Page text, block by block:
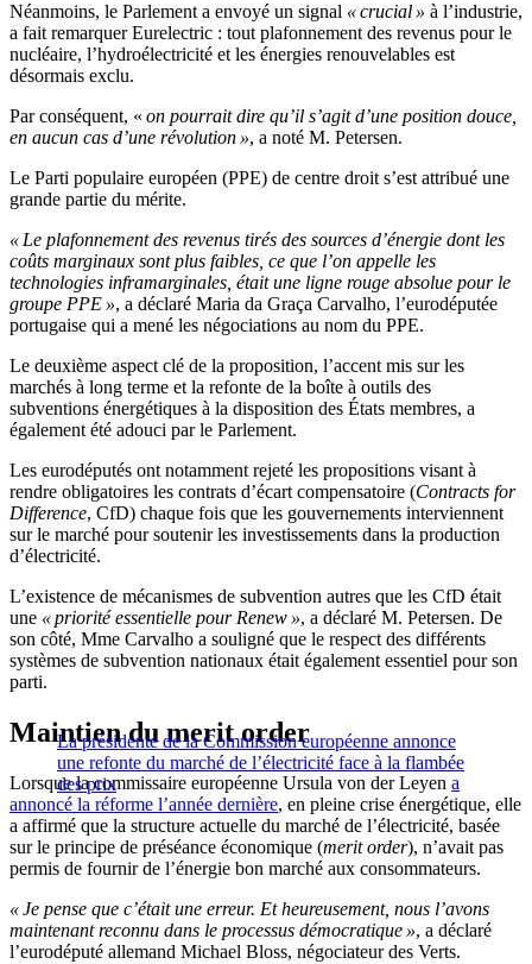
Néanmoins, le Parlement a envoyé un signal « crucial » à l’industrie,
a fait remarquer Eurelectric : tout plafonnement des revenus pour le
nucléaire, l’hydroélectricité et les énergies renouvelables est
désormais exclu.
Par conséquent, « on pourrait dire qu’il s’agit d’une position douce,
en aucun cas d’une révolution », a noté M. Petersen.
Le Parti populaire européen (PPE) de centre droit s’est attribué une
grande partie du mérite.
« Le plafonnement des revenus tirés des sources d’énergie dont les
coûts marginaux sont plus faibles, ce que l’on appelle les
technologies inframarginales, était une ligne rouge absolue pour le
groupe PPE », a déclaré Maria da Graça Carvalho, l’eurodéputée
portugaise qui a mené les négociations au nom du PPE.
Le deuxième aspect clé de la proposition, l’accent mis sur les
marchés à long terme et la refonte de la boîte à outils des
subventions énergétiques à la disposition des États membres, a
également été adouci par le Parlement.
Les eurodéputés ont notamment rejeté les propositions visant à
rendre obligatoires les contrats d’écart compensatoire (Contracts for
Difference, CfD) chaque fois que les gouvernements interviennent
sur le marché pour soutenir les investissements dans la production
d’électricité.
L’existence de mécanismes de subvention autres que les CfD était
une « priorité essentielle pour Renew », a déclaré M. Petersen. De
son côté, Mme Carvalho a souligné que le respect des différents
systèmes de subvention nationaux était également essentiel pour son
parti.
La présidente de la Commission européenne annonce
une refonte du marché de l’électricité face à la flambée
des prix
Maintien du merit order
Lorsque la commissaire européenne Ursula von der Leyen a
annoncé la réforme l’année dernière, en pleine crise énergétique, elle
a affirmé que la structure actuelle du marché de l’électricité, basée
sur le principe de préséance économique (merit order), n’avait pas
permis de fournir de l’énergie bon marché aux consommateurs.
« Je pense que c’était une erreur. Et heureusement, nous l’avons
maintenant reconnu dans le processus démocratique », a déclaré
l’eurodéputé allemand Michael Bloss, négociateur des Verts.